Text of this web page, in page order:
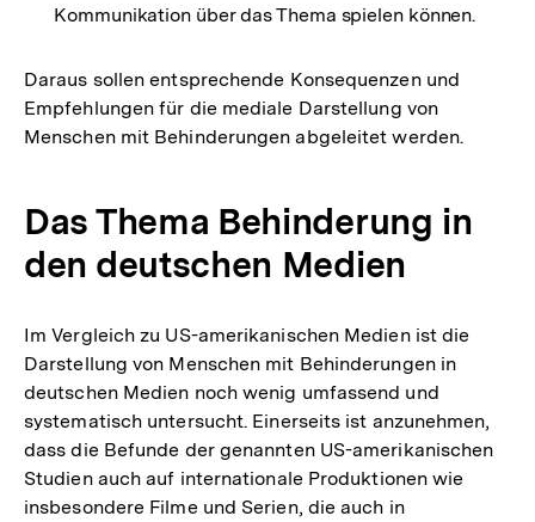
Kommunikation über das Thema spielen können.
Daraus sollen entsprechende Konsequenzen und
Empfehlungen für die mediale Darstellung von
Menschen mit Behinderungen abgeleitet werden.
Das Thema Behinderung in
den deutschen Medien
Im Vergleich zu US-amerikanischen Medien ist die
Darstellung von Menschen mit Behinderungen in
deutschen Medien noch wenig umfassend und
systematisch untersucht. Einerseits ist anzunehmen,
dass die Befunde der genannten US-amerikanischen
Studien auch auf internationale Produktionen wie
insbesondere Filme und Serien, die auch in